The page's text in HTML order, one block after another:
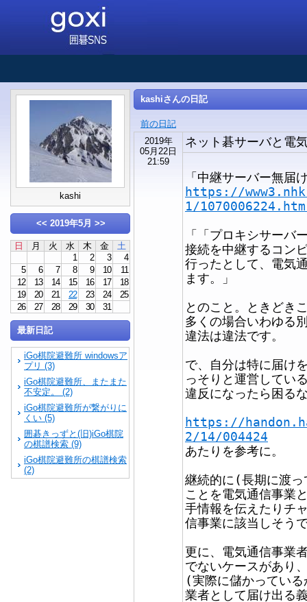
kashi
<< 2019年5月 >>
日 月 火 水 木 金
土
1
2 3
4
5
6 7 8 9 10
11
12
13 14 15 16 17
18
19
20 21 22 23 24
25
26
27 28 29 30 31
最新日記
iGo棋院避難所 windowsア
プリ (3)
iGo棋院避難所、またまた
不安定。 (2)
iGo棋院避難所が繋がりに
くい (5)
囲碁きっずと(旧)iGo棋院
の棋譜検索 (9)
iGo棋院避難所の棋譜検索
(2)
kashiさんの日記
前の日記
2019年
05月22日
21:59
ネット碁サーバと電
「中継サーバー無届
https://
1/
「「プロキシサーバ
接続を中継するコン
行ったとして、電気
ます。」
とのこと。ときどき
多くの場合いわゆる
違法は違法です。
で、自分は特に届け
っそりと運営してい
違反になったら困る
https://
2/14/004424
あたりを参考に。
継続的に(長期に渡
ことを電気通信事業
手情報を伝えたりチ
信事業に該当しそう
更に、電気通信事業
でないケースがあり
(実際に儲かってい
業者として届け出る